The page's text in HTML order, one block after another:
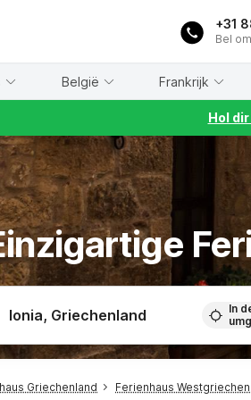
+31
Bel
België Frankrijk
Hol
In
Griechenland Ferienhaus